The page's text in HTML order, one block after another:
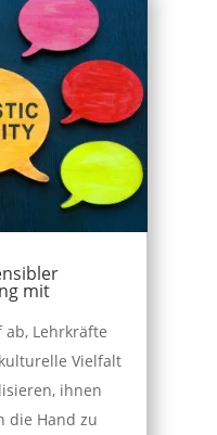
mit
Lehrkräfte
Vielfalt
ihnen
die Hand zu